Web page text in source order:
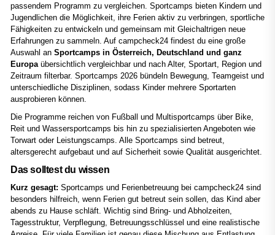
passendem Programm zu vergleichen. Sportcamps bieten Kindern und
Jugendlichen die Möglichkeit, ihre Ferien aktiv zu verbringen, sportliche
Fähigkeiten zu entwickeln und gemeinsam mit Gleichaltrigen neue
Erfahrungen zu sammeln. Auf campcheck24 findest du eine große
Auswahl an Sportcamps in Österreich, Deutschland und ganz
Europaübersichtlich vergleichbar und nach Alter, Sportart, Region und
Zeitraum filterbar. Sportcamps 2026 bündeln Bewegung, Teamgeist und
unterschiedliche Disziplinen, sodass Kinder mehrere Sportarten
ausprobieren können.
Die Programme reichen von Fußball und Multisportcamps über Bike,
Reit und Wassersportcamps bis hin zu spezialisierten Angeboten wie
Torwart oder Leistungscamps. Alle Sportcamps sind betreut,
altersgerecht aufgebaut und auf Sicherheit sowie Qualität ausgerichtet.
Das solltest du wissen
Kurz gesagt: Sportcamps und Ferienbetreuung bei campcheck24 sind
besonders hilfreich, wenn Ferien gut betreut sein sollen, das Kind aber
abends zu Hause schläft. Wichtig sind Bring- und Abholzeiten,
Tagesstruktur, Verpflegung, Betreuungsschlüssel und eine realistische